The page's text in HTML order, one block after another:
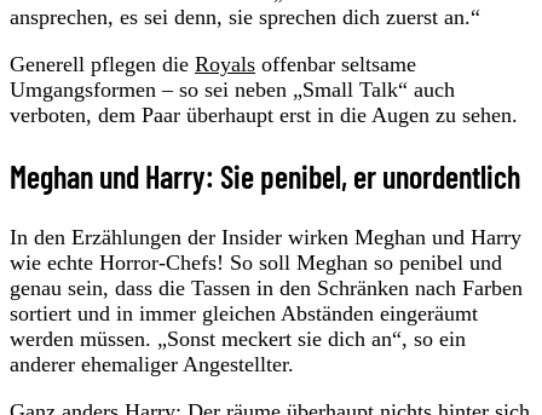
ansprechen, es sei denn, sie sprechen dich zuerst an.“
Generell pflegen die Royals offenbar seltsame
Umgangsformen – so sei neben „Small Talk“ auch
verboten, dem Paar überhaupt erst in die Augen zu sehen.
Meghan und Harry: Sie penibel, er unordentlich
In den Erzählungen der Insider wirken Meghan und Harry
wie echte Horror-Chefs! So soll Meghan so penibel und
genau sein, dass die Tassen in den Schränken nach Farben
sortiert und in immer gleichen Abständen eingeräumt
werden müssen. „Sonst meckert sie dich an“, so ein
anderer ehemaliger Angestellter.